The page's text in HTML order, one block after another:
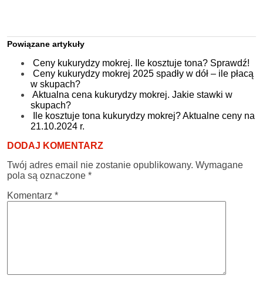
Powiązane artykuły
Ceny kukurydzy mokrej. Ile kosztuje tona? Sprawdź!
Ceny kukurydzy mokrej 2025 spadły w dół – ile płacą
w skupach?
Aktualna cena kukurydzy mokrej. Jakie stawki w
skupach?
Ile kosztuje tona kukurydzy mokrej? Aktualne ceny na
21.10.2024 r.
DODAJ KOMENTARZ
Twój adres email nie zostanie opublikowany. Wymagane
pola są oznaczone *
Komentarz *